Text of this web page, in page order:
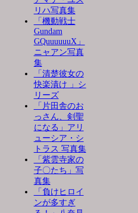
リハ写真集
「機動戦士
Gundam
GQuuuuuuX」
ニャアン写真
集
「清楚彼女の
快楽漬け 」シ
リーズ
「片田舎のお
っさん、剣聖
になる」アリ
ューシア・シ
トラス 写真集
「紫雲寺家の
子〇たち」写
真集
「負けヒロイ
ンが多すぎ